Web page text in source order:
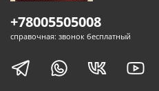
+78005505008
справочная: звонок бесплатный